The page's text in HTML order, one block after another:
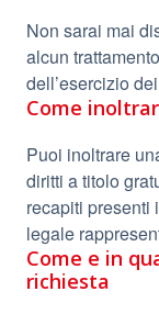
Non sarai mai
alcun
dell’esercizio
Come
Puoi inoltrare
diritti a titolo
recapiti presenti
legale
Come e in
richiesta